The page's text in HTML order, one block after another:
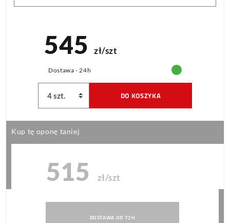
545 zł/szt
Dostawa - 24h
DO KOSZYKA
Kup tę oponę taniej
515 zł/szt
DOSTAWA OD 72H